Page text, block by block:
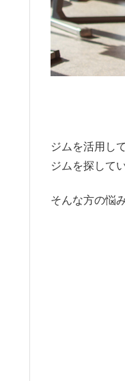
ジムを活用し
ジムを探して
そんな方の悩